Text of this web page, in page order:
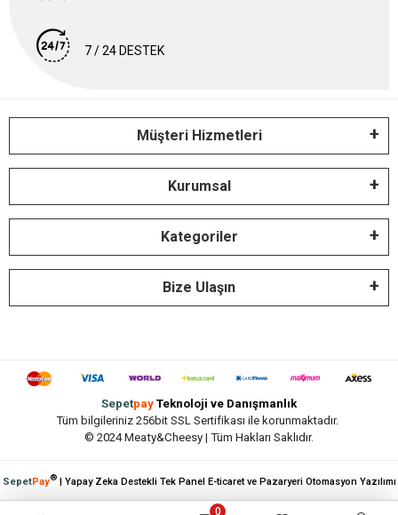
7 / 24 DESTEK
Müşteri Hizmetleri
Kurumsal
Kategoriler
Bize Ulaşın
Sepetpay Teknoloji ve Danışmanlık
Tüm bilgileriniz 256bit SSL Sertifikası ile korunmaktadır.
© 2024 Meaty&Cheesy | Tüm Hakları Saklıdır.
0
SepetPay®| Yapay Zeka Destekli Tek Panel E-ticaret ve Pazaryeri Otomasyon Yazılımı